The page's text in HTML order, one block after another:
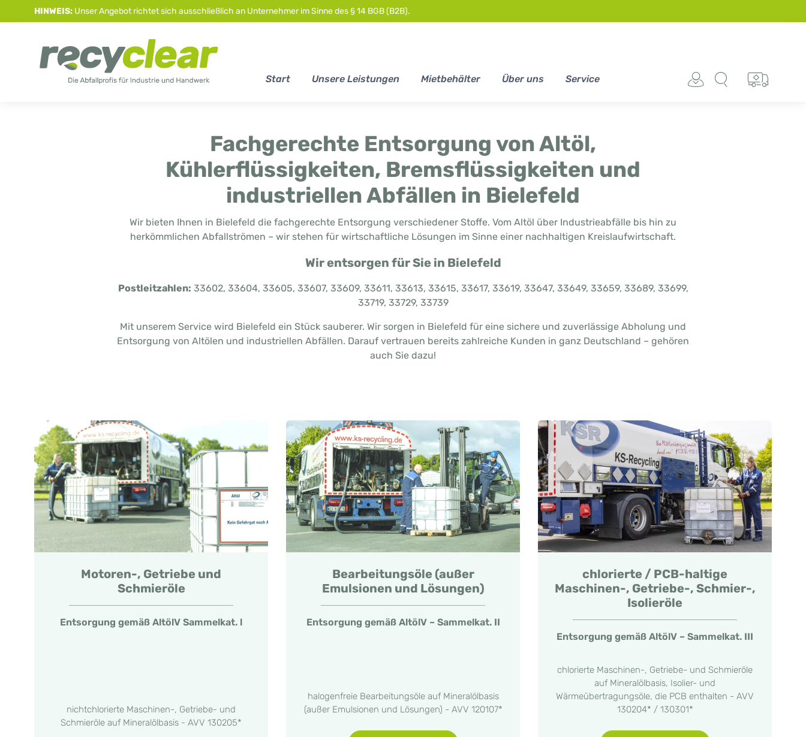
HINWEIS: Unser Angebot richtet sich ausschließlich an Unternehmer im Sinne des § 14 BGB (B2B).
Start Unsere Leistungen Mietbehälter Über uns Service
Fachgerechte Entsorgung von Altöl,
Kühlerflüssigkeiten, Bremsflüssigkeiten und
industriellen Abfällen in Bielefeld
Wir bieten Ihnen in Bielefeld die fachgerechte Entsorgung verschiedener Stoffe. Vom Altöl über Industrieabfälle bis hin zu
herkömmlichen Abfallströmen – wir stehen für wirtschaftliche Lösungen im Sinne einer nachhaltigen Kreislaufwirtschaft.
Wir entsorgen für Sie in Bielefeld
Postleitzahlen: 33602, 33604, 33605, 33607, 33609, 33611, 33613, 33615, 33617, 33619, 33647, 33649, 33659, 33689, 33699,
33719, 33729, 33739
Mit unserem Service wird Bielefeld ein Stück sauberer. Wir sorgen in Bielefeld für eine sichere und zuverlässige Abholung und
Entsorgung von Altölen und industriellen Abfällen. Darauf vertrauen bereits zahlreiche Kunden in ganz Deutschland – gehören
auch Sie dazu!
Motoren-, Getriebe und
Schmieröle
Entsorgung gemäß AltölV Sammelkat. l
nichtchlorierte Maschinen-, Getriebe- und
Schmieröle auf Mineralölbasis - AVV 130205*
Bearbeitungsöle (außer
Emulsionen und Lösungen)
Entsorgung gemäß AltölV – Sammelkat. II
halogenfreie Bearbeitungsöle auf Mineralölbasis
(außer Emulsionen und Lösungen) - AVV 120107*
chlorierte / PCB-haltige
Maschinen-, Getriebe-, Schmier-,
Isolieröle
Entsorgung gemäß AltölV – Sammelkat. III
chlorierte Maschinen-, Getriebe- und Schmieröle
auf Mineralölbasis, Isolier- und
Wärmeübertragungsöle, die PCB enthalten - AVV
130204* / 130301*